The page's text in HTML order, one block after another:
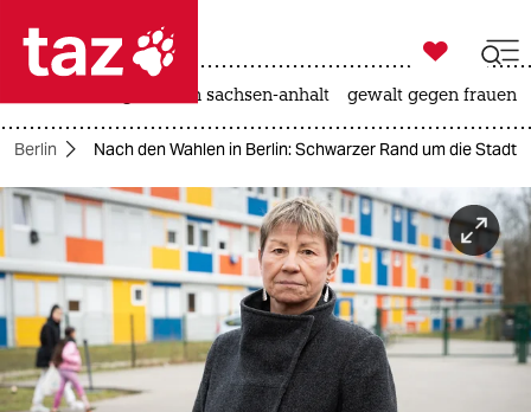
 taz zahl ich
taz zahl ich
themen
politik
öko
gesellschaft

taz zahl ich
landtagswahl in sachsen-anhalt gewalt gegen frauen
Berlin Nach den Wahlen in Berlin: Schwarzer Rand um die Stadt